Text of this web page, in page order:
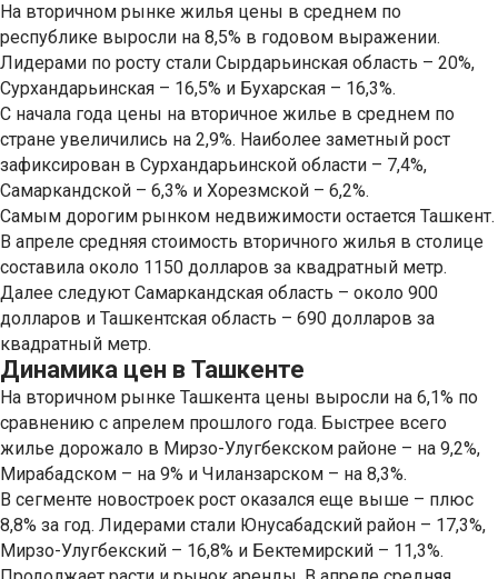
На вторичном рынке жилья цены в среднем по
республике выросли на 8,5% в годовом выражении.
Лидерами по росту стали Сырдарьинская область – 20%,
Сурхандарьинская – 16,5% и Бухарская – 16,3%.
С начала года цены на вторичное жилье в среднем по
стране увеличились на 2,9%. Наиболее заметный рост
зафиксирован в Сурхандарьинской области – 7,4%,
Самаркандской – 6,3% и Хорезмской – 6,2%.
Самым дорогим рынком недвижимости остается Ташкент.
В апреле средняя стоимость вторичного жилья в столице
составила около 1150 долларов за квадратный метр.
Далее следуют Самаркандская область – около 900
долларов и Ташкентская область – 690 долларов за
квадратный метр.
Динамика цен в Ташкенте
На вторичном рынке Ташкента цены выросли на 6,1% по
сравнению с апрелем прошлого года. Быстрее всего
жилье дорожало в Мирзо-Улугбекском районе – на 9,2%,
Мирабадском – на 9% и Чиланзарском – на 8,3%.
В сегменте новостроек рост оказался еще выше – плюс
8,8% за год. Лидерами стали Юнусабадский район – 17,3%,
Мирзо-Улугбекский – 16,8% и Бектемирский – 11,3%.